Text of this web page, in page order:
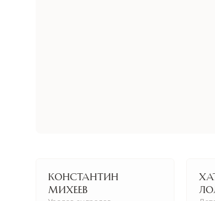
Константин
Михеев